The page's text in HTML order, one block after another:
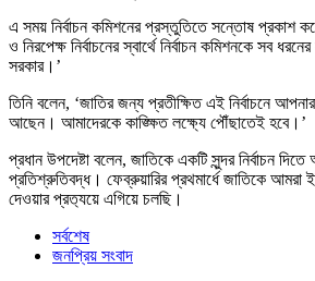
এ সময় নির্বাচন কমিশনের প্রস্তুতিতে সন্তোষ প্রকাশ
ও নিরপেক্ষ নির্বাচনের স্বার্থে নির্বাচন কমিশনকে সব
সরকার।’
তিনি বলেন, ‘জাতির জন্য প্রতীক্ষিত এই নির্বাচনে
আছেন। আমাদেরকে কাঙ্ক্ষিত লক্ষ্যে পৌঁছাতেই হবে।’
প্রধান উপদেষ্টা বলেন, জাতিকে একটি সুন্দর নির্বাচন দিতে
প্রতিশ্রুতিবদ্ধ। ফেব্রুয়ারির প্রথমার্ধে জাতিকে আমরা
দেওয়ার প্রত‍্যয়ে এগিয়ে চলছি।
সর্বশেষ
জনপ্রিয় সংবাদ